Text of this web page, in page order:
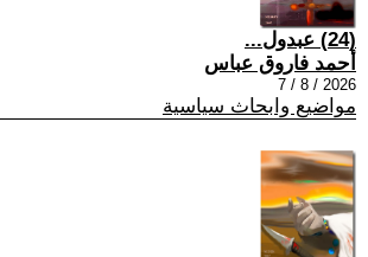
(24) عبدول...
أحمد فاروق عباس
2026 / 8 / 7
مواضيع وابحاث سياسية